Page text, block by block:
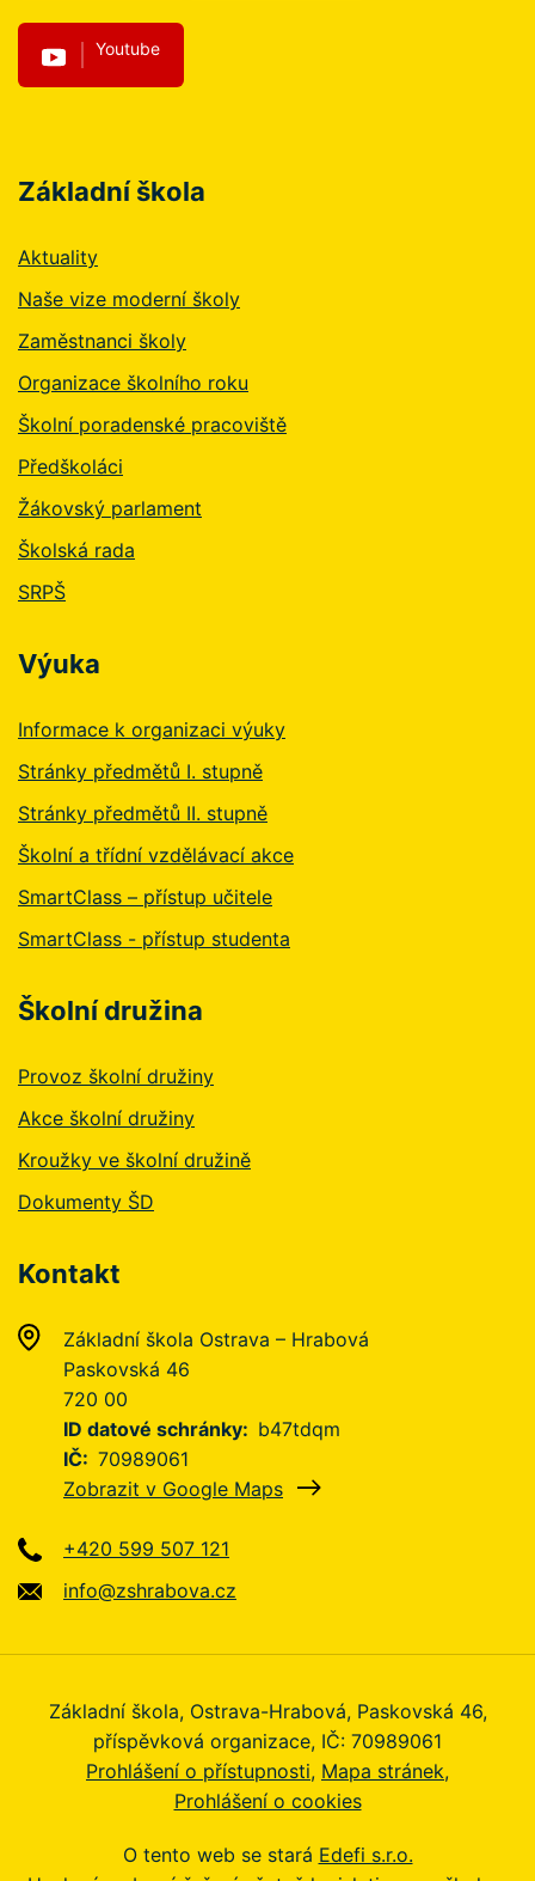
Youtube
Základní škola
Aktuality
Naše vize moderní školy
Zaměstnanci školy
Organizace školního roku
Školní poradenské pracoviště
Předškoláci
Žákovský parlament
Školská rada
SRPŠ
Výuka
Informace k organizaci výuky
Stránky předmětů I. stupně
Stránky předmětů II. stupně
Školní a třídní vzdělávací akce
SmartClass – přístup učitele
SmartClass - přístup studenta
Školní družina
Provoz školní družiny
Akce školní družiny
Kroužky ve školní družině
Dokumenty ŠD
Kontakt
Základní škola Ostrava – Hrabová
Paskovská 46
720 00
ID datové schránky
b47tdqm
IČ
70989061
Zobrazit v Google Maps
+420 599 507 121
info@zshrabova.cz
Základní škola, Ostrava-Hrabová, Paskovská 46,
příspěvková organizace, IČ: 70989061
Prohlášení o přístupnosti Mapa stránek
Prohlášení o cookies
O tento web se stará Edefi s.r.o.